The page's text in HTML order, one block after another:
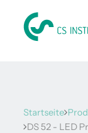
Startseite
DS 52 - LED